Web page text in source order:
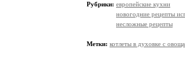
Рубрики: европейские кухни
новогодние рецепты
несложные рецепты
Метки: котлеты в духовке с